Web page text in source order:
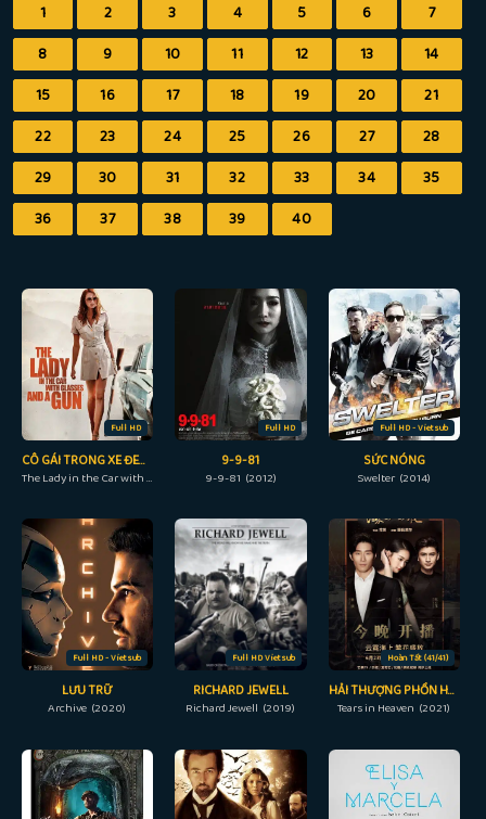
1 2 3 4 5 6
7
8
9 10 11 12 13
14
15
16 17 18 19 20
21
22
23 24 25 26 27
28
29
30 31 32 33 34
35
36
37 38 39 40
Full HD
CÔ GÁI TRONG XE ĐEO KÍNH VỚI KHẨU SÚNG
The Lady in the Car with Glasses and a Gun (2015)
Full HD
9-9-81
9-9-81 (2012)
Full HD - Vietsub
SỨC NÓNG
Swelter (2014)
Full HD - Vietsub
LƯU TRỮ
Archive (2020)
Full HD Vietsub
RICHARD JEWELL
Richard Jewell (2019)
Hoàn Tất (41/41)
HẢI THƯỢNG PHỒN HOA
Tears in Heaven (2021)